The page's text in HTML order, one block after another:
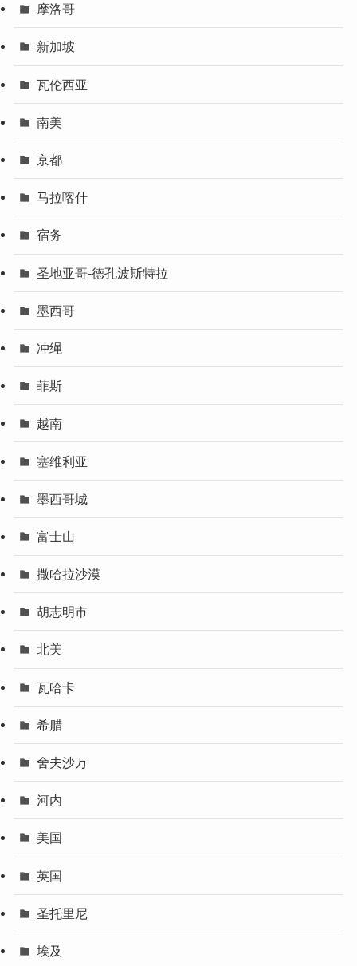
摩洛哥
新加坡
瓦伦西亚
南美
京都
马拉喀什
宿务
圣地亚哥-德孔波斯特拉
墨西哥
冲绳
菲斯
越南
塞维利亚
墨西哥城
富士山
撒哈拉沙漠
胡志明市
北美
瓦哈卡
希腊
舍夫沙万
河内
美国
英国
圣托里尼
埃及